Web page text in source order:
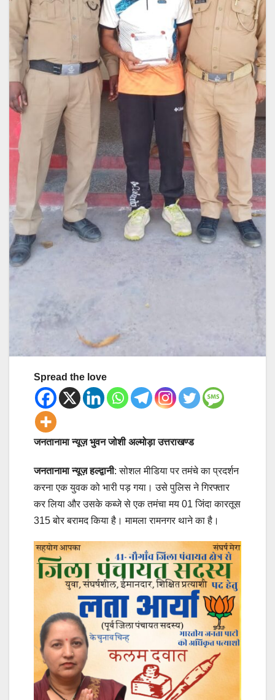
Spread the love
जनतानामा न्यूज़ भुवन जोशी अल्मोड़ा उत्तराखण्ड
जनतानामा न्यूज़ हल्द्वानी: सोशल मीडिया पर तमंचे का प्रदर्शन
करना एक युवक को भारी पड़ गया। उसे पुलिस ने गिरफ्तार
कर लिया और उसके कब्जे से एक तमंचा मय 01 जिंदा कारतूस
315 बोर बरामद किया है। मामला रामनगर थाने का है।